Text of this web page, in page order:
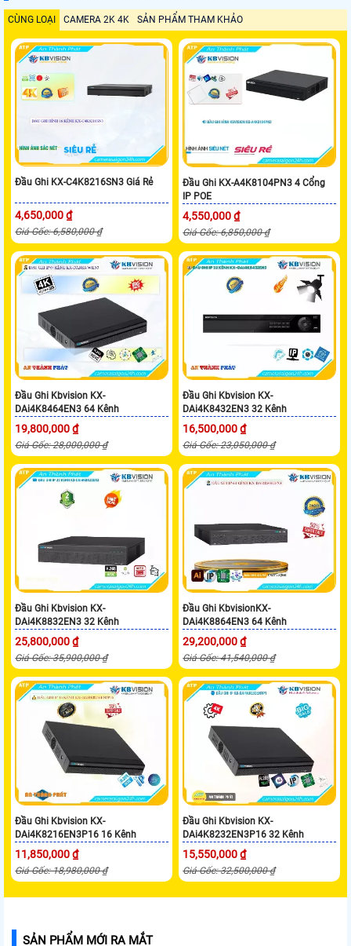
CÙNG LOẠI CAMERA 2K 4K SẢN PHẨM THAM KHẢO
Đầu Ghi KX-C4K8216SN3 Giá Rẻ
4,650,000 ₫
Giá Gốc: 6,580,000 ₫
Đầu Ghi KX-A4K8104PN3 4 Cổng
IP POE
4,550,000 ₫
Giá Gốc: 6,850,000 ₫
Đầu Ghi Kbvision KX-
DAi4K8464EN3 64 Kênh
19,800,000 ₫
Giá Gốc: 28,000,000 ₫
Đầu Ghi Kbvision KX-
DAi4K8432EN3 32 Kênh
16,500,000 ₫
Giá Gốc: 23,050,000 ₫
Đầu Ghi Kbvision KX-
DAi4K8832EN3 32 Kênh
25,800,000 ₫
Giá Gốc: 35,900,000 ₫
Đầu Ghi KbvisionKX-
DAi4K8864EN3 64 Kênh
29,200,000 ₫
Giá Gốc: 41,540,000 ₫
Đầu Ghi Kbvision KX-
DAi4K8216EN3P16 16 Kênh
11,850,000 ₫
Giá Gốc: 18,980,000 ₫
Đầu Ghi Kbvision KX-
DAi4K8232EN3P16 32 Kênh
15,550,000 ₫
Giá Gốc: 32,500,000 ₫
SẢN PHẨM MỚI RA MẮT